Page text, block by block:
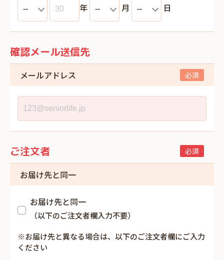
年 月 日
確認メール送信先
メールアドレス
ご注文者
お届け先と同一
お届け先と同一
（以下のご注文者欄入力不要）
※お届け先と異なる場合は、以下のご注文者欄にご入力
ください